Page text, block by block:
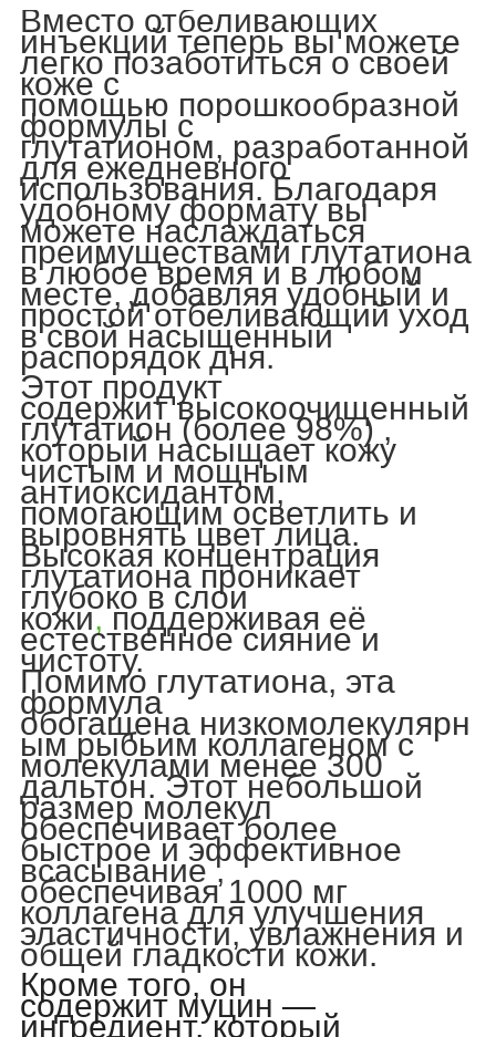
Вместо отбеливающих
инъекций теперь вы можете
легко позаботиться о своей
коже с
помощью порошкообразной
формулы с
глутатионом, разработанной
для ежедневного
использования. Благодаря
удобному формату вы
можете наслаждаться
преимуществами глутатиона
в любое время и в любом
месте, добавляя удобный и
простой отбеливающий уход
в свой насыщенный
распорядок дня.
Этот продукт
содержитвысокоочищенный
глутатион (более 98%),
который насыщает кожу
чистым и мощным
антиоксидантом,
помогающим осветлить и
выровнять цвет лица.
Высокая концентрация
глутатиона проникает
глубоко в слои
кожи, поддерживая её
естественное сияние и
чистоту.
Помимо глутатиона, эта
формула
обогащена низкомолекулярн
ым рыбьим коллагеномс
молекулами менее 300
дальтон. Этот небольшой
размер молекул
обеспечиваетболее
быстрое и эффективное
всасывание,
обеспечивая 1000 мг
коллагенадля улучшения
эластичности, увлажнения и
общей гладкости кожи.
Кроме того, он
содержитмуцин —
ингредиент, который